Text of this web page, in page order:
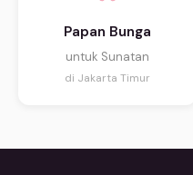
Papan Bunga
untuk Sunatan
di Jakarta Timur